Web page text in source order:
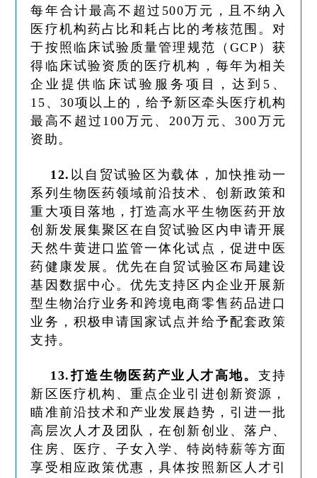
每年合计最高不超过500万元，且不纳入
医疗机构药占比和耗占比的考核范围。对
于按照临床试验质量管理规范（GCP）获
得临床试验资质的医疗机构，每年为相关
企业提供临床试验服务项目，达到5、
15、30项以上的，给予新区牵头医疗机构
最高不超过100万元、200万元、300万元
资助。
12. 以自贸试验区为载体，加快推动一
系列生物医药领域前沿技术、创新政策和
重大项目落地，打造高水平生物医药开放
创新发展集聚区在自贸试验区内申请开展
天然牛黄进口监管一体化试点，促进中医
药健康发展。优先在自贸试验区布局建设
基因数据中心。优先支持区内企业开展新
型生物治疗业务和跨境电商零售药品进口
业务，积极申请国家试点并给予配套政策
支持。
13.打造生物医药产业人才高地。 支持
新区医疗机构、重点企业引进创新资源，
瞄准前沿技术和产业发展趋势，引进一批
高层次人才及团队，在创新创业、落户、
住房、医疗、子女入学、特岗特薪等方面
享受相应政策优惠，具体按照新区人才引